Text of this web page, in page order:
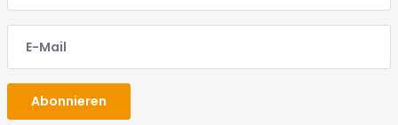
Abonnieren